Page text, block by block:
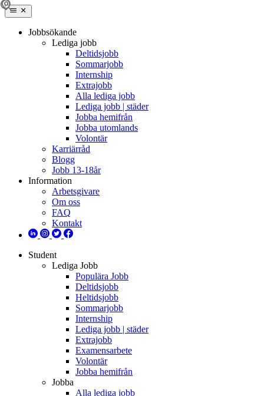
Jobbsökande
Lediga jobb
Deltidsjobb
Sommarjobb
Internship
Extrajobb
Alla lediga jobb
Lediga jobb | städer
Jobba hemifrån
Jobba utomlands
Volontär
Karriärråd
Blogg
Jobb 13-18år
Information
Arbetsgivare
Om oss
FAQ
Kontakt
Student
Lediga Jobb
Populära Jobb
Deltidsjobb
Heltidsjobb
Sommarjobb
Internship
Lediga jobb | städer
Extrajobb
Examensarbete
Volontär
Jobba hemifrån
Jobba
Alla lediga jobb